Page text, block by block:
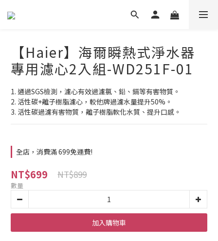
【Haier】海爾瞬熱式淨水器
專用濾心2入組-WD251F-01
1. 通過SGS檢測，濾心有效過濾氯、鉛、鎘等有害物質。
2. 活性碳+離子樹脂濾心，較他牌過濾水量提升50%。
3. 活性碳過濾有害物質，離子樹脂軟化水質、提升口感。
全店，消費滿 699免運費!
NT$699 NT$899
數量
加入購物車